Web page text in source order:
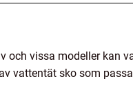
och vissa modeller kan
vattentät sko som